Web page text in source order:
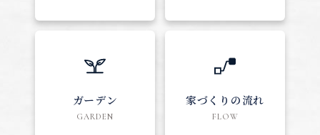
ガーデン
GARDEN
家づくりの流れ
FLOW